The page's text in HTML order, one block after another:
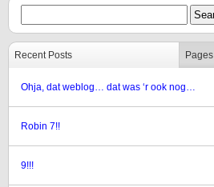
Recent Posts Pages
Ohja, dat weblog… dat was ‘r ook nog…
Robin 7!!
9!!!